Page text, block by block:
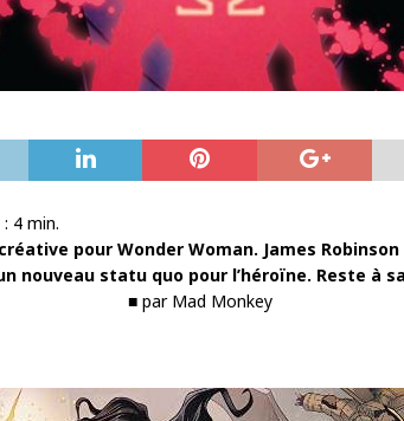
4 min.
pour Wonder Woman. James
nouveau statu quo pour l’héroïne. Reste à
■ par Mad Monkey